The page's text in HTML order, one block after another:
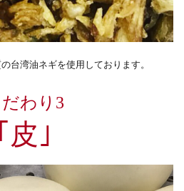
台湾油ネギを使用しております。
わり3
｢皮｣